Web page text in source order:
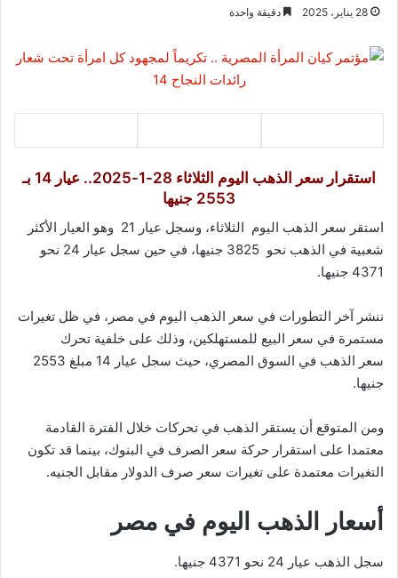
28 يناير، 2025 دقيقة واحدة
استقرار سعر الذهب اليوم الثلاثاء 28-1-2025.. عيار 14 بـ
2553 جنيها
استقر سعر الذهب اليوم الثلاثاء، وسجل عيار 21 وهو العيار الأكثر
شعبية في الذهب نحو 3825 جنيها، في حين سجل عيار 24 نحو
4371 جنيها.
ننشر آخر التطورات في سعر الذهب اليوم في مصر، في ظل تغيرات
مستمرة في سعر البيع للمستهلكين، وذلك على خلفية تحرك
سعر الذهب في السوق المصري، حيث سجل عيار 14 مبلغ 2553
جنيها.
ومن المتوقع أن يستقر الذهب في تحركات خلال الفترة القادمة
معتمدا على استقرار حركة سعر الصرف في البنوك، بينما قد تكون
التغيرات معتمدة على تغيرات سعر صرف الدولار مقابل الجنيه.
أسعار الذهب اليوم في مصر
سجل الذهب عيار 24 نحو 4371 جنيها.